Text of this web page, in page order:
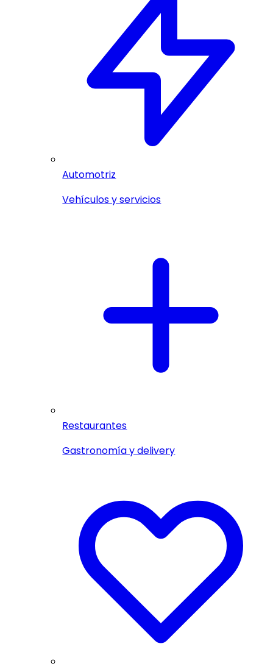
Automotriz
Vehículos y servicios
Restaurantes
Gastronomía y delivery